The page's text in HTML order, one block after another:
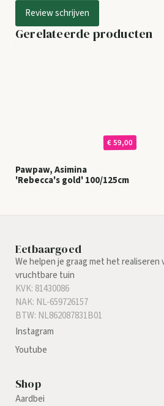
Review schrijven
Gerelateerde producten
€ 59,00
Pawpaw, Asimina
'Rebecca's gold' 100/125cm
Eetbaargoed
We helpen je graag met het realiseren
vruchtbare tuin
KVK: 81430086
NAK: NL-659726157
BTW: NL862087831B01
Instagram
Youtube
Shop
Aardbei